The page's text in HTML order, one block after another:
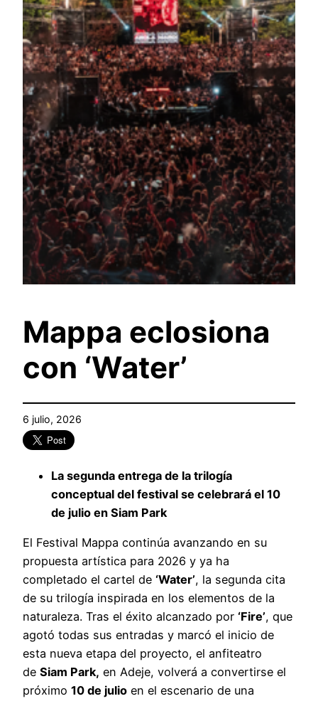
Mappa eclosiona
con ‘Water’
6 julio, 2026
La segunda entrega de la trilogía
conceptual del festival se celebrará el 10
de julio en Siam Park
El Festival Mappa continúa avanzando en su
propuesta artística para 2026 y ya ha
completado el cartel de ‘Water’, la segunda cita
de su trilogía inspirada en los elementos de la
naturaleza. Tras el éxito alcanzado por ‘Fire’, que
agotó todas sus entradas y marcó el inicio de
esta nueva etapa del proyecto, el anfiteatro
de Siam Park, en Adeje, volverá a convertirse el
próximo 10 de julio en el escenario de una